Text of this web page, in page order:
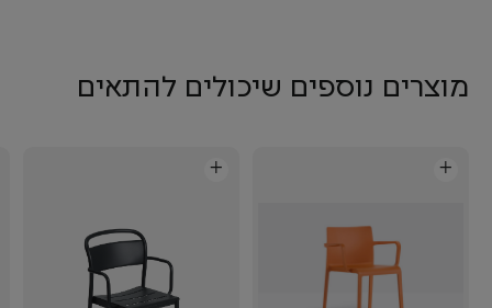
מוצרים נוספים שיכולים להתאים
+
+